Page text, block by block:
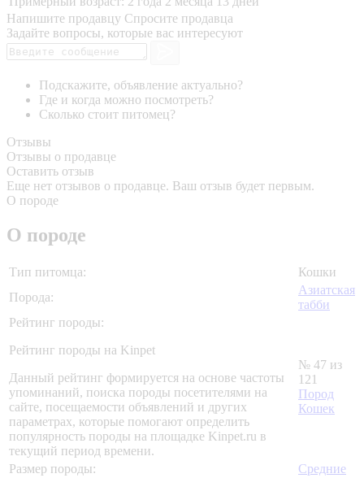
Напишите продавцу Спросите продавца
Задайте вопросы, которые вас интересуют
Подскажите, объявление актуально?
Где и когда можно посмотреть?
Сколько стоит питомец?
Отзывы
Отзывы о продавце
Оставить отзыв
Еще нет отзывов о продавце. Ваш отзыв будет первым.
О породе
О породе
Тип питомца:
Кошки
Порода:
Азиатская
табби
Рейтинг породы:
Рейтинг породы на Kinpet
Данный рейтинг формируется на основе частоты
упоминаний, поиска породы посетителями на
сайте, посещаемости объявлений и других
параметрах, которые помогают определить
популярность породы на площадке Kinpet.ru в
текущий период времени.
№ 47 из
121
Пород
Кошек
Размер породы:
Средние